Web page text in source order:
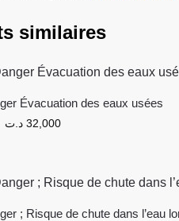
similaires
Évacuation des eaux usées
32,000 د.ت
; Risque de chute dans l’eau